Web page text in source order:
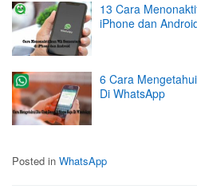
13 Cara
iPhone dan
6 Cara
Di WhatsApp
Posted in WhatsApp